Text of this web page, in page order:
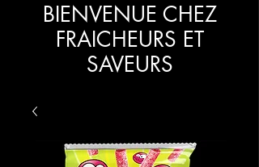
BIENVENUE CHEZ
FRAICHEURS ET
SAVEURS